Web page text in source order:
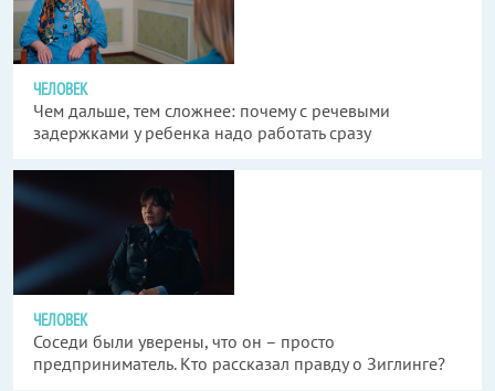
ЧЕЛОВЕК
Чем дальше, тем сложнее: почему с речевыми
задержками у ребенка надо работать сразу
ЧЕЛОВЕК
Соседи были уверены, что он – просто
предприниматель. Кто рассказал правду о Зиглинге?